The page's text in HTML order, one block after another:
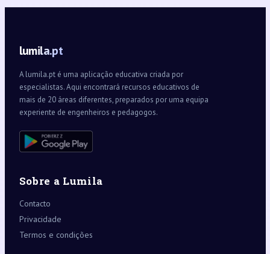
lumila.pt
A lumila.pt é uma aplicação educativa criada por
especialistas. Aqui encontrará recursos educativos de
mais de 20 áreas diferentes, preparados por uma equipa
experiente de engenheiros e pedagogos.
Sobre a Lumila
Contacto
Privacidade
Termos e condições